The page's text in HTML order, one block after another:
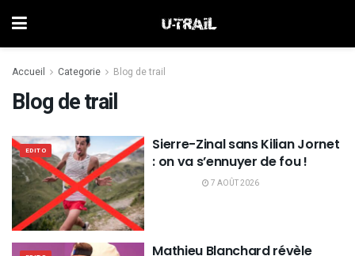
Accueil Categorie Blog de trail
Blog de trail
EDITO
Sierre-Zinal sans Kilian Jornet
: on va s’ennuyer de fou !
7 AOÛT 2026
Mathieu Blanchard révèle